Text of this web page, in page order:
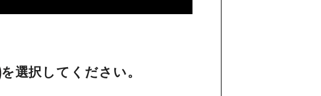
を選択してください。